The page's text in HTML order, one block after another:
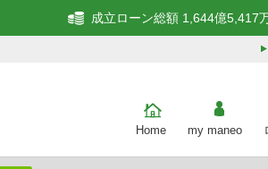
成立ローン総額 1,644億5,417
Home my maneo